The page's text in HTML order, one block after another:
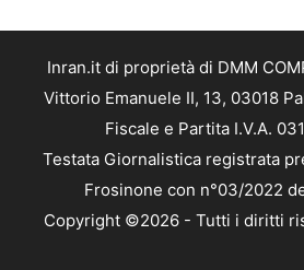
Inran.it di proprietà di DMM
Vittorio Emanuele II, 13, 03018
Fiscale e Partita I.V.A.
Testata Giornalistica registrata
Frosinone con n°03/2022
Copyright ©2026 - Tutti i diritti